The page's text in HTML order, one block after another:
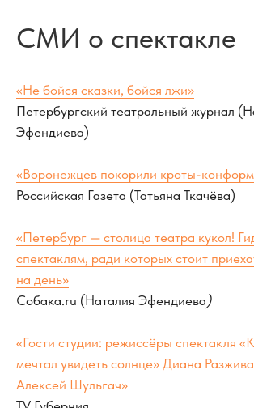
СМИ о спектакле
«Не бойся сказки, бойся лжи»
Петербургский театральный журнал
Эфендиева)
«Воронежцев покорили кроты-
Российская Газета (Татьяна Ткачёва)
«Петербург — столица театра кукол!
спектаклям, ради которых стоит
на день»
Собака.ru (Наталия Эфендиева )
«Гости студии: режиссёры спектакля
мечтал увидеть солнце» Диана
Алексей Шульгач»